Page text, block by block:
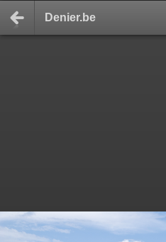
Denier.be